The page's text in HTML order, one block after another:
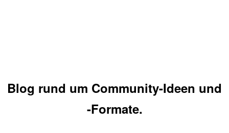
Blog rund um Community-Ideen und
-Formate.